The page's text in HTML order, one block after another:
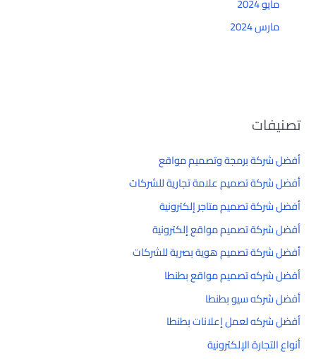
مارس 2024
تصنيفات
أفضل شركة برمجة وتصميم مواقع
أفضل شركة تصميم علامة تجارية للشركات
أفضل شركة تصميم متاجر إلكترونية
أفضل شركة تصميم مواقع إلكترونية
أفضل شركة تصميم هوية بصرية للشركات
أفضل شركه تصميم مواقع بطنطا
أفضل شركه سيو بطنطا
أفضل شركه لعمل إعلانات بطنطا
أنواع التجارة الإلكترونية